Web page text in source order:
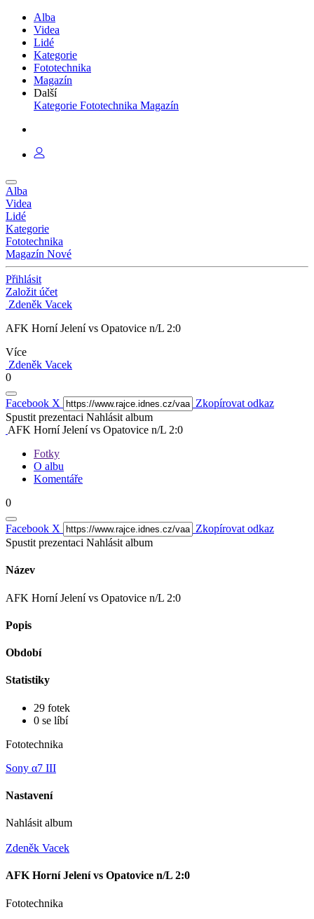
Alba
Videa
Lidé
Kategorie
Fototechnika
Magazín
Další
Kategorie Fototechnika Magazín
Alba
Videa
Lidé
Kategorie
Fototechnika
Magazín Nové
Přihlásit
Založit účet
Zdeněk Vacek
AFK Horní Jelení vs Opatovice n/L 2:0
Více
Zdeněk Vacek
0
Facebook X
Zkopírovat odkaz
Spustit prezentaci Nahlásit album
AFK Horní Jelení vs Opatovice n/L 2:0
Fotky
O albu
Komentáře
0
Facebook X
Zkopírovat odkaz
Spustit prezentaci Nahlásit album
Název
AFK Horní Jelení vs Opatovice n/L 2:0
Popis
Období
Statistiky
29 fotek
0 se líbí
Fototechnika
Sony α7 III
Nastavení
Nahlásit album
Zdeněk Vacek
AFK Horní Jelení vs Opatovice n/L 2:0
Fototechnika